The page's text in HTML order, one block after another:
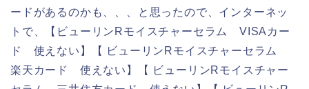
ードがあるのかも、、、と思ったので、インターネッ
トで、【ビューリンRモイスチャーセラム VISAカー
ド 使えない】【 ビューリンRモイスチャーセラム
楽天カード 使えない】【 ビューリンRモイスチャー